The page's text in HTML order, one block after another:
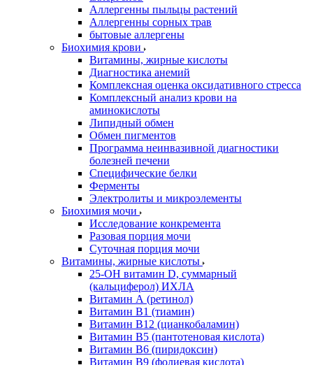
Аллергенны пыльцы растений
Аллергенны сорных трав
бытовые аллергены
Биохимия крови
Витамины, жирные кислоты
Диагностика анемий
Комплексная оценка оксидативного стресса
Комплексный анализ крови на
аминокислоты
Липидный обмен
Обмен пигментов
Программа неинвазивной диагностики
болезней печени
Специфические белки
Ферменты
Электролиты и микроэлементы
Биохимия мочи
Исследование конкремента
Разовая порция мочи
Суточная порция мочи
Витамины, жирные кислоты
25-OH витамин D, суммарный
(кальциферол) ИХЛА
Витамин А (ретинол)
Витамин В1 (тиамин)
Витамин В12 (цианкобаламин)
Витамин В5 (пантотеновая кислота)
Витамин В6 (пиридоксин)
Витамин В9 (фолиевая кислота)